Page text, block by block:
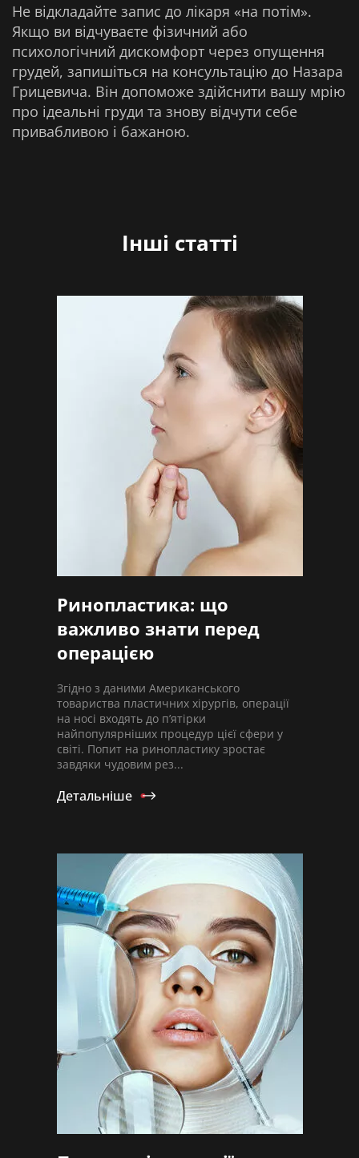
Не відкладайте запис до лікаря «на потім».
Якщо ви відчуваєте фізичний або
психологічний дискомфорт через опущення
грудей, запишіться на консультацію до Назара
Грицевича. Він допоможе здійснити вашу мрію
про ідеальні груди та знову відчути себе
привабливою і бажаною.
Інші статті
Ринопластика: що
важливо знати перед
операцією
Згідно з даними Американського
товариства пластичних хірургів, операції
на носі входять до п’ятірки
найпопулярніших процедур цієї сфери у
світі. Попит на ринопластику зростає
завдяки чудовим рез...
Детальніше